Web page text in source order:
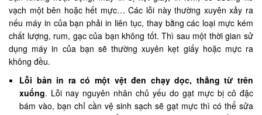
vạch một bên hoặc hết mực… Các lỗi này thường xuyên xảy ra
nếu máy in của bạn phải in liên tục, thay bằng các loại mực kém
chất lượng, rum, gạc của bạn không tốt. Thì sau một thời gian sử
dụng máy in của bạn sẽ thường xuyên kẹt giấy hoặc mực ra
không đều.
Lỗi bản in ra có một vệt đen chạy dọc, thẳng từ trên
xuống. Lỗi nay nguyên nhân chủ yếu do gạt mực bị cô đặc
bám vào, bạn chỉ cần vệ sinh sạch sẽ gạt mực thì có thể sửa